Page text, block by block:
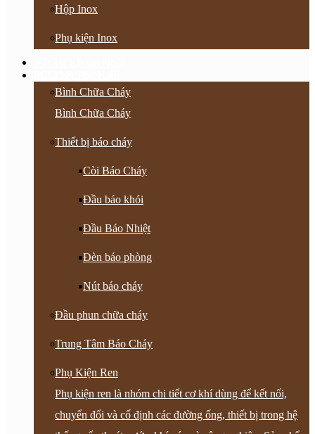
Hộp Inox
Phụ kiện Inox
Bình Chữa Cháy
Bình Chữa Cháy
Thiết bị báo cháy
Còi Báo Cháy
Đầu báo khói
Đầu Báo Nhiệt
Đèn báo phòng
Nút báo cháy
Đầu phun chữa cháy
Trung Tâm Báo Cháy
Phụ Kiện Ren
Phụ kiện ren là nhóm chi tiết cơ khí dùng để kết nối,
chuyển đổi và cố định các đường ống, thiết bị trong hệ